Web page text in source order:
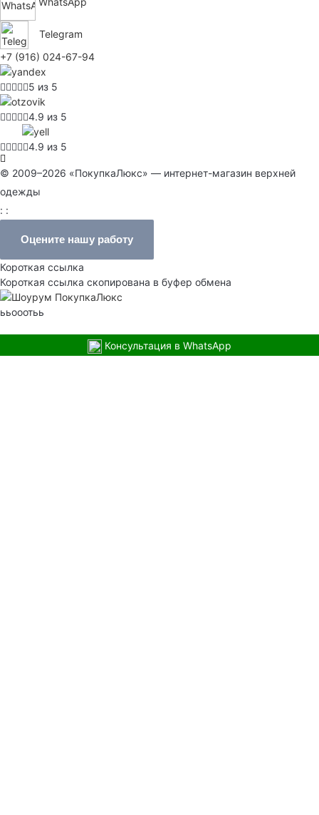
Telegram
+7 (916) 024-67-94
5 из 5
4.9 из 5
4.9 из 5
© 2009–2026 «ПокупкаЛюкс» — интернет-магазин верхней
одежды
: :
Оцените нашу работу
Короткая ссылка
Короткая ссылка скопирована в буфер обмена
ььооотьь
Консультация в WhatsApp